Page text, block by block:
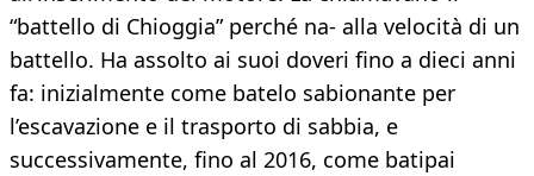
“battello di Chioggia” perché na- alla velocità di un
battello. Ha assolto ai suoi doveri fino a dieci anni
fa: inizialmente come batelo sabionante per
l’escavazione e il trasporto di sabbia, e
successivamente, fino al 2016, come batipai